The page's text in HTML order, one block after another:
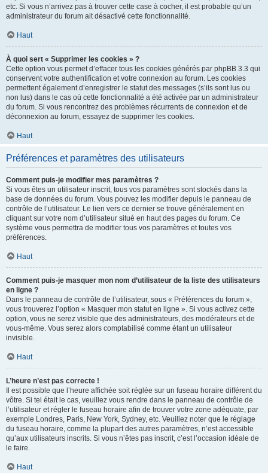
etc. Si vous n’arrivez pas à trouver cette case à cocher, il est probable qu’un
administrateur du forum ait désactivé cette fonctionnalité.
Haut
À quoi sert « Supprimer les cookies » ?
Cette option vous permet d’effacer tous les cookies générés par phpBB 3.3 qui
conservent votre authentification et votre connexion au forum. Les cookies
permettent également d’enregistrer le statut des messages (s’ils sont lus ou
non lus) dans le cas où cette fonctionnalité a été activée par un administrateur
du forum. Si vous rencontrez des problèmes récurrents de connexion et de
déconnexion au forum, essayez de supprimer les cookies.
Haut
Préférences et paramètres des utilisateurs
Comment puis-je modifier mes paramètres ?
Si vous êtes un utilisateur inscrit, tous vos paramètres sont stockés dans la
base de données du forum. Vous pouvez les modifier depuis le panneau de
contrôle de l’utilisateur. Le lien vers ce dernier se trouve généralement en
cliquant sur votre nom d’utilisateur situé en haut des pages du forum. Ce
système vous permettra de modifier tous vos paramètres et toutes vos
préférences.
Haut
Comment puis-je masquer mon nom d’utilisateur de la liste des utilisateurs
en ligne ?
Dans le panneau de contrôle de l’utilisateur, sous « Préférences du forum »,
vous trouverez l’option « Masquer mon statut en ligne ». Si vous activez cette
option, vous ne serez visible que des administrateurs, des modérateurs et de
vous-même. Vous serez alors comptabilisé comme étant un utilisateur
invisible.
Haut
L’heure n’est pas correcte !
Il est possible que l’heure affichée soit réglée sur un fuseau horaire différent du
vôtre. Si tel était le cas, veuillez vous rendre dans le panneau de contrôle de
l’utilisateur et régler le fuseau horaire afin de trouver votre zone adéquate, par
exemple Londres, Paris, New York, Sydney, etc. Veuillez noter que le réglage
du fuseau horaire, comme la plupart des autres paramètres, n’est accessible
qu’aux utilisateurs inscrits. Si vous n’êtes pas inscrit, c’est l’occasion idéale de
le faire.
Haut